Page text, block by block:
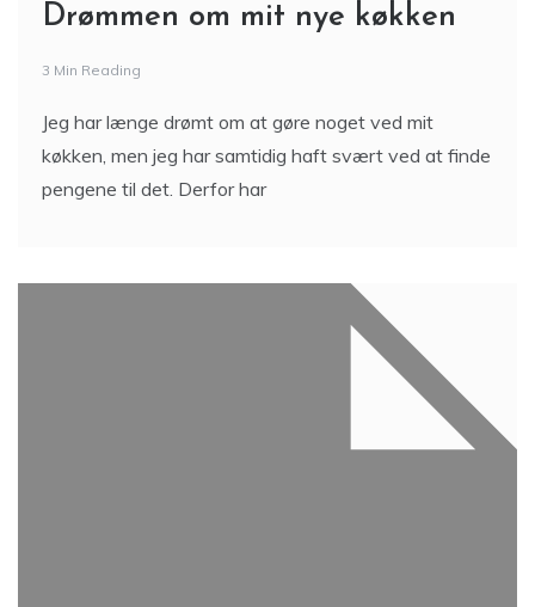
Drømmen om mit nye køkken
3 Min Reading
Jeg har længe drømt om at gøre noget ved mit
køkken, men jeg har samtidig haft svært ved at finde
pengene til det. Derfor har